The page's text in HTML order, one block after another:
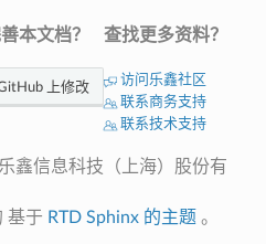
本文档？
上修改
查找更多资料？
访问乐鑫社区
联系商务支持
联系技术支持
鑫信息科技（上海）股份有
基于 RTD Sphinx 的主题 。